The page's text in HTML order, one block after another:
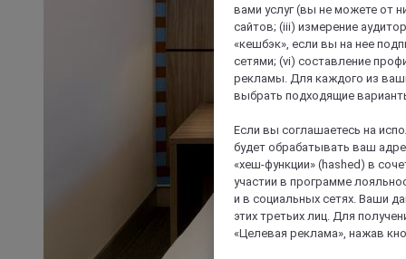
вами услуг (вы не можете от
сайтов; (iii) измерение
«кешбэк», если вы на нее
сетями; (vi) составление
рекламы. Для каждого из
выбрать подходящие
Если вы соглашаетесь на
будет обрабатывать ваш
«хеш-функции» (hashed) в
участии в программе
и в социальных сетях. Ваши
этих третьих лиц. Для
«Целевая реклама», нажав